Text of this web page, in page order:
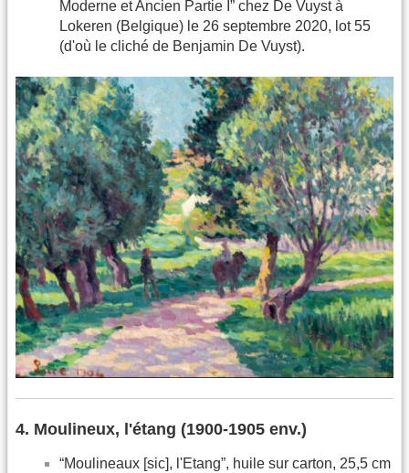
Moderne et Ancien Partie I” chez De Vuyst à
Lokeren (Belgique) le 26 septembre 2020, lot 55
(d'où le cliché de Benjamin De Vuyst).
4. Moulineux, l'étang (1900-1905 env.)
“Moulineaux [sic], l'Etang”, huile sur carton, 25,5 cm